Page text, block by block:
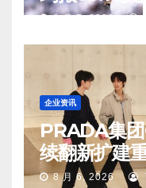
8 月 7, 2026
企业资讯
PRADA集
续翻新扩建
第二、第三
8 月 6, 2026